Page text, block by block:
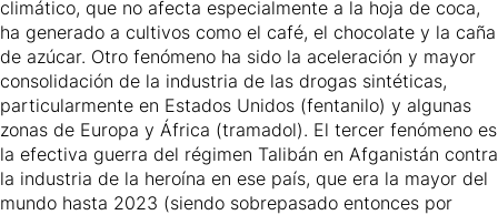
climático, que no afecta especialmente a la hoja de coca,
ha generado a cultivos como el café, el chocolate y la caña
de azúcar. Otro fenómeno ha sido la aceleración y mayor
consolidación de la industria de las drogas sintéticas,
particularmente en Estados Unidos (fentanilo) y algunas
zonas de Europa y África (tramadol). El tercer fenómeno es
la efectiva guerra del régimen Talibán en Afganistán contra
la industria de la heroína en ese país, que era la mayor del
mundo hasta 2023 (siendo sobrepasado entonces por